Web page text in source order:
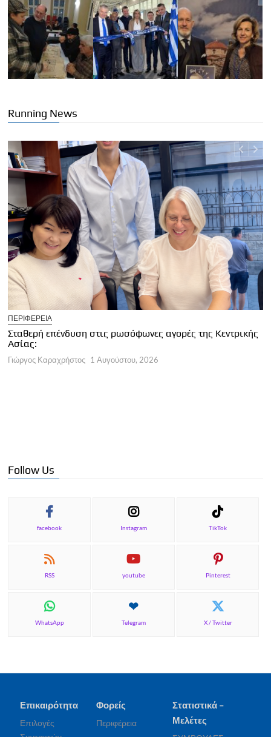
Running News
ΠΕΡΙΦΕΡΕΙΑ
Σταθερή επένδυση στις ρωσόφωνες αγορές της Κεντρικής
Ασίας:
Γιώργος Καραχρήστος 1 Αυγούστου, 2026
Follow Us
facebook Instagram TikTok
RSS youtube Pinterest
WhatsApp Telegram X / Twitter
Επικαιρότητα
Επιλογές
Φορείς
Περιφέρεια
Στατιστικά –
Μελέτες